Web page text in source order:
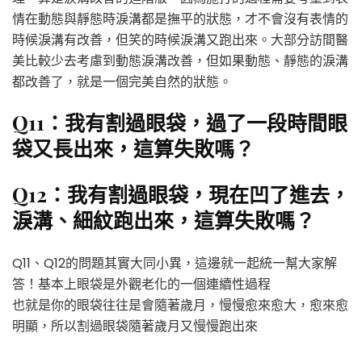
情在動態與靜態時淚溝都是撫平的狀態，才不會沒有表情的
時候淚溝有改善，但笑的時候淚溝又跑出來。大部分訪間醫
美比較少去考慮到動態淚溝改善，但如果動態、靜態的淚溝
都改善了，就是一個完美自然的狀態。
Q11：我有割過眼袋，過了一段時間眼
袋又長出來，這算失敗嗎？
Q12：我有割過眼袋，現在凹了進去，
淚溝、細紋跑出來，這算失敗嗎？
Q11、Q12的問題其實大同小異，這邊就一起統一幫大家解
答！基本上眼袋是外觀老化的一個連續性過程
也就是你的眼袋往往是會隨著歲月，慢慢愈來愈大，愈來愈
明顯，所以割過眼袋隨著歲月又慢慢跑出來